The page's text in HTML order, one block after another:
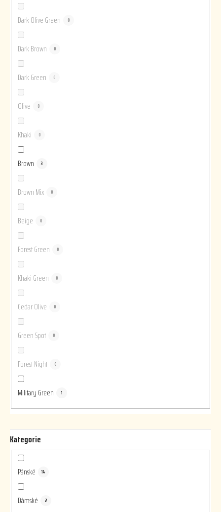
Dark Olive Green 0
Dark Brown 0
Dark Green 0
Olive 0
Khaki 0
Brown 3
Brown Mix 0
Beige 0
Forest Green 0
Khaki Green 0
Cedar Olive 0
Green Spot 0
Forest Night 0
Military Green 1
Kategorie
Pánské 14
Dámské 2